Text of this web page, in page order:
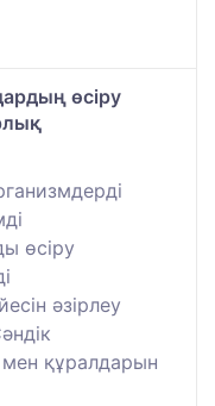
өсіру
өсіру
әзірлеу
мен құралдарын